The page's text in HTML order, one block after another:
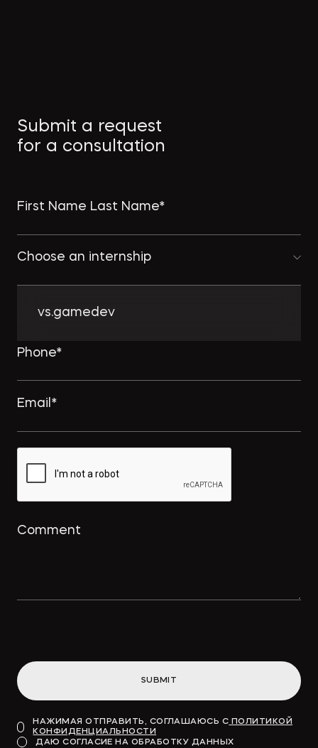
Submit a request
for a consultation
Choose an internship
vs.gamedev
SUBMIT
НАЖИМАЯ ОТПРАВИТЬ, СОГЛАШАЮСЬ С ПОЛИТИКОЙ
КОНФИДЕНЦИАЛЬНОСТИ
ДАЮ СОГЛАСИЕ НА ОБРАБОТКУ ДАННЫХ